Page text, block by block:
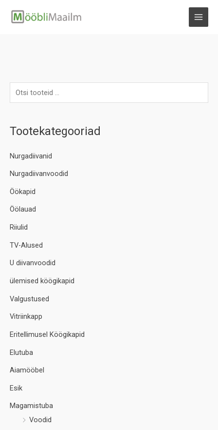
Tootekategooriad
Nurgadiivanid
Nurgadiivanvoodid
Öökapid
Öölauad
Riiulid
TV-Alused
U diivanvoodid
ülemised köögikapid
Valgustused
Vitriinkapp
Eritellimusel Köögikapid
Elutuba
Aiamööbel
Esik
Magamistuba
Voodid